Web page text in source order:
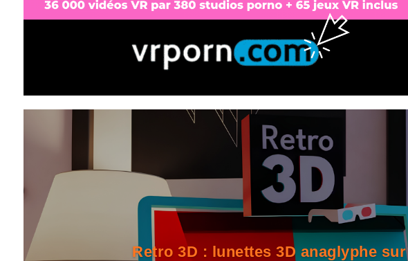
Retro 3D : lunettes 3D anaglyphe